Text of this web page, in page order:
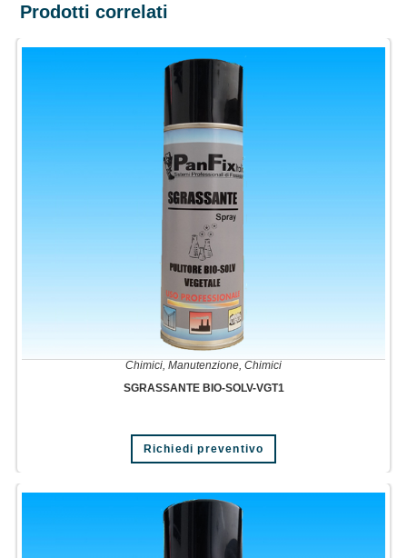
Prodotti correlati
Chimici, Manutenzione, Chimici
SGRASSANTE BIO-SOLV-VGT1
Richiedi preventivo